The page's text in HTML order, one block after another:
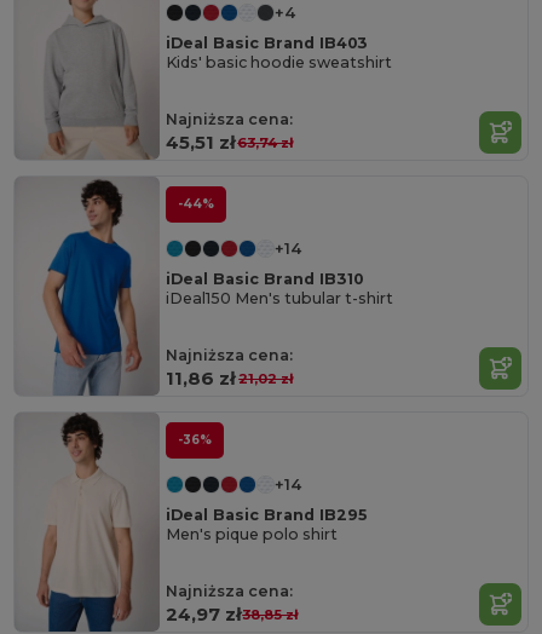
+4
iDeal Basic Brand IB403
Kids' basic hoodie sweatshirt
Najniższa cena:
45,51 zł63,74 zł
-44%
+14
iDeal Basic Brand IB310
iDeal150 Men's tubular t-shirt
Najniższa cena:
11,86 zł21,02 zł
-36%
+14
iDeal Basic Brand IB295
Men's pique polo shirt
Najniższa cena:
24,97 zł38,85 zł